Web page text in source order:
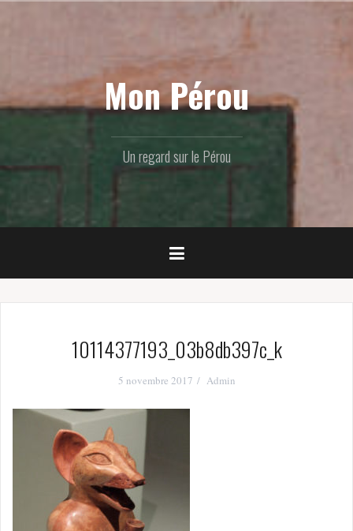
Mon Pérou
Un regard sur le Pérou
10114377193_03b8db397c_k
5 novembre 2017 Admin